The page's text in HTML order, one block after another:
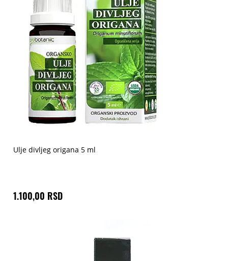
Ulje divljeg origana 5 ml
1.100,00 RSD